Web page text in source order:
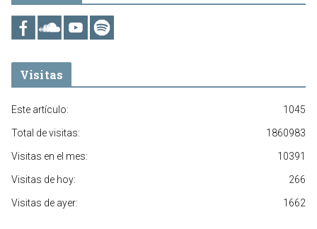
Visitas
1045
Este artículo:
1860983
Total de visitas:
10391
Visitas en el mes:
266
Visitas de hoy:
1662
Visitas de ayer: